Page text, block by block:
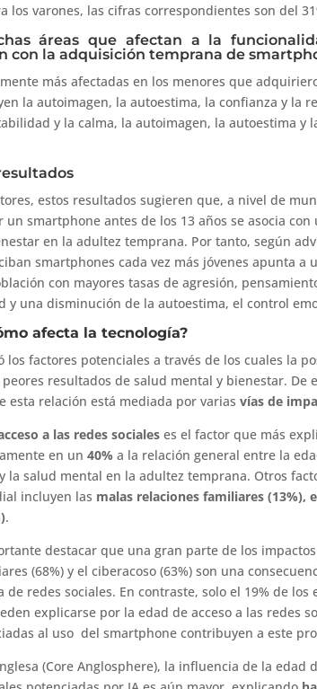
los varones, las cifras correspondientes son del
áreas que afectan a la
con la adquisición temprana de
más afectadas en los menores que
la autoimagen, la autoestima, la confianza y la
y la calma, la autoimagen, la autoestima y
estos resultados sugieren que, a nivel de
smartphone antes de los 13 años se asocia
en la adultez temprana. Por tanto, según
smartphones cada vez más jóvenes apunta a
con mayores tasas de agresión,
y una disminución de la autoestima, el control
afecta la tecnología?
los factores potenciales a través de los cuales la
resultados de salud mental y bienestar. De
esta relación está mediada por variasvías de
a las redes sociales es el factor que más
en un40% a la relación general entre la
la salud mental en la adultez temprana. Otros
incluyen las malas relaciones familiares (13%),
.
destacar que una gran parte de los
(68%) y el ciberacoso (63%) son una
redes sociales. En contraste, solo el 19% de los
explicarse por la edad de acceso a las redes
al uso del smartphone contribuyen a este
(Core Anglosphere), la influencia de la edad